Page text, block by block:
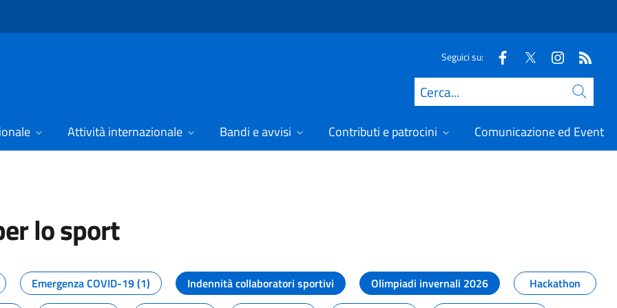
Seguici su:
Cerca
Attività internazionale Bandi e avvisi Contributi e patrocini Comunicazione ed Eventi
lo sport
dal Dipartimento per lo sport
Emergenza COVID-19 (1) Indennità collaboratori sportivi Olimpiadi invernali 2026
Hackathon